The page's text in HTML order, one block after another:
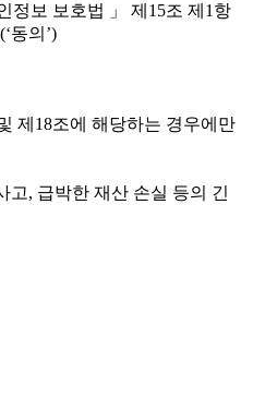
정보 보호법 」 제15조 제1항
동의’)
제18조에 해당하는 경우에만
고, 급박한 재산 손실 등의 긴